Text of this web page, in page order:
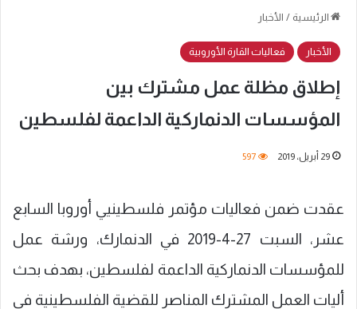
الرئيسية / الأخبار
الأخبار فعاليات القارة الأوروبية
إطلاق مظلة عمل مشترك بين
المؤسسات الدنماركية الداعمة لفلسطين
29 أبريل، 2019 597
عقدت ضمن فعاليات مؤتمر فلسطينيي أوروبا السابع
عشر، السبت 27-4-2019 في الدنمارك، ورشة عمل
للمؤسسات الدنماركية الداعمة لفلسطين، بهدف بحث
أليات العمل المشترك المناصر للقضية الفلسطينية في